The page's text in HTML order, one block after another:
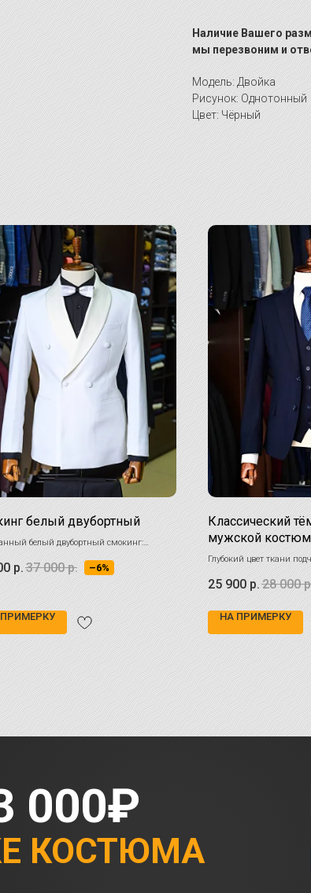
Наличие Вашего
мы перезвоним и
Модель: Двойка
Рисунок: Однотонный
Цвет: Чёрный
белый двубортный
белый двубортный смокинг:
для важных моментов.
р. 37 000 р. –6%
Классический
мужской костюм
Глубокий цвет ткани
силуэта
25 900 р. 28 000
НА ПРИМЕРКУ
КОСТЮМА
000₽